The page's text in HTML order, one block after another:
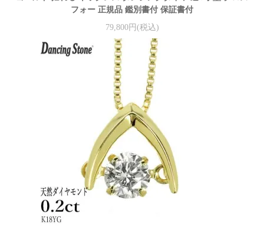
フォー 正規品 鑑別書付 保証書付
79,800円(税込)